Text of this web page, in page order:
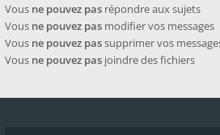
Vous ne pouvez pas répondre aux sujets
Vous ne pouvez pas modifier vos messages
Vous ne pouvez passupprimer vos
Vous ne pouvez pas joindre des fichiers